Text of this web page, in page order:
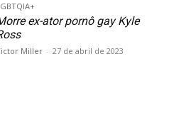
ex-ator pornô gay Kyle
Miller - 27 de abril de 2023